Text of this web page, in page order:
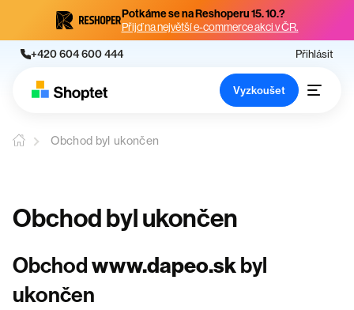
Potkáme se na Reshoperu 15. 10.?
Přijď na největší e-commerce akci v ČR.
+420 604 600 444 Přihlásit
Vyzkoušet
Obchod byl ukončen
Obchod byl ukončen
Obchodwww.dapeo.skbyl
ukončen